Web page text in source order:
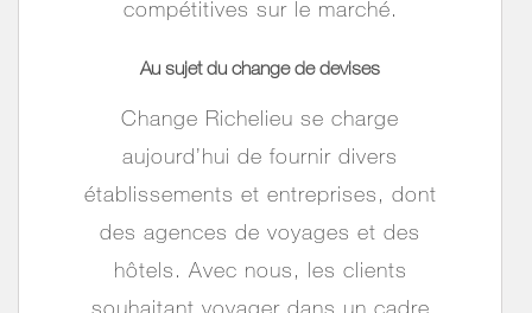
compétitives sur le marché.
Au sujet du change de devises
Change Richelieu se charge
aujourd’hui de fournir divers
établissements et entreprises, dont
des agences de voyages et des
hôtels. Avec nous, les clients
souhaitant voyager dans un cadre